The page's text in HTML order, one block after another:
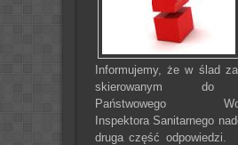
Informujemy, że w ślad
skierowanym do
Państwowego
Inspektora Sanitarnego
druga część odpowiedzi.